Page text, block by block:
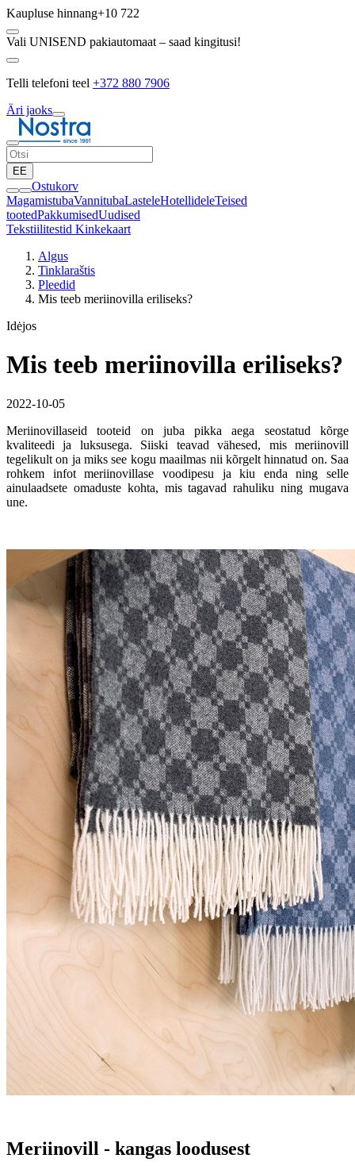
Kaupluse hinnang+10 722
Vali UNISEND pakiautomaat – saad kingitusi!
Telli telefoni teel +372 880 7906
Äri jaoks
EE
Ostukorv
MagamistubaVannitubaLasteleHotellideleTeised
tootedPakkumisedUudised
Tekstiilitestid Kinkekaart
Algus
Tinklaraštis
Pleedid
Mis teeb meriinovilla eriliseks?
Idėjos
Mis teeb meriinovilla eriliseks?
2022-10-05
Meriinovillaseid tooteid on juba pikka aega seostatud kõrge
kvaliteedi ja luksusega. Siiski teavad vähesed, mis meriinovill
tegelikult on ja miks see kogu maailmas nii kõrgelt hinnatud on. Saa
rohkem infot meriinovillase voodipesu ja kiu enda ning selle
ainulaadsete omaduste kohta, mis tagavad rahuliku ning mugava
une.
Meriinovill - kangas loodusest